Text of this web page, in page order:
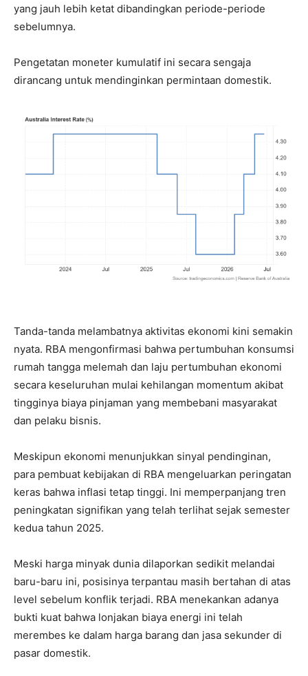
yang jauh lebih ketat dibandingkan periode-periode
sebelumnya.
Pengetatan moneter kumulatif ini secara sengaja
dirancang untuk mendinginkan permintaan domestik.
Tanda-tanda melambatnya aktivitas ekonomi kini semakin
nyata. RBA mengonfirmasi bahwa pertumbuhan konsumsi
rumah tangga melemah dan laju pertumbuhan ekonomi
secara keseluruhan mulai kehilangan momentum akibat
tingginya biaya pinjaman yang membebani masyarakat
dan pelaku bisnis.
Meskipun ekonomi menunjukkan sinyal pendinginan,
para pembuat kebijakan di RBA mengeluarkan peringatan
keras bahwa inflasi tetap tinggi. Ini memperpanjang tren
peningkatan signifikan yang telah terlihat sejak semester
kedua tahun 2025.
Meski harga minyak dunia dilaporkan sedikit melandai
baru-baru ini, posisinya terpantau masih bertahan di atas
level sebelum konflik terjadi. RBA menekankan adanya
bukti kuat bahwa lonjakan biaya energi ini telah
merembes ke dalam harga barang dan jasa sekunder di
pasar domestik.